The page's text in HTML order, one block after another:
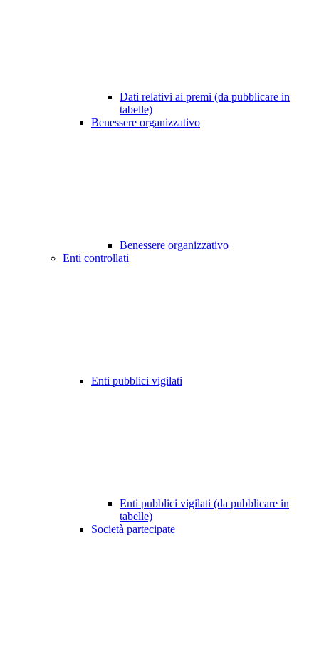
Dati relativi ai premi (da pubblicare in
tabelle)
Benessere organizzativo
Benessere organizzativo
Enti controllati
Enti pubblici vigilati
Enti pubblici vigilati (da pubblicare in
tabelle)
Società partecipate